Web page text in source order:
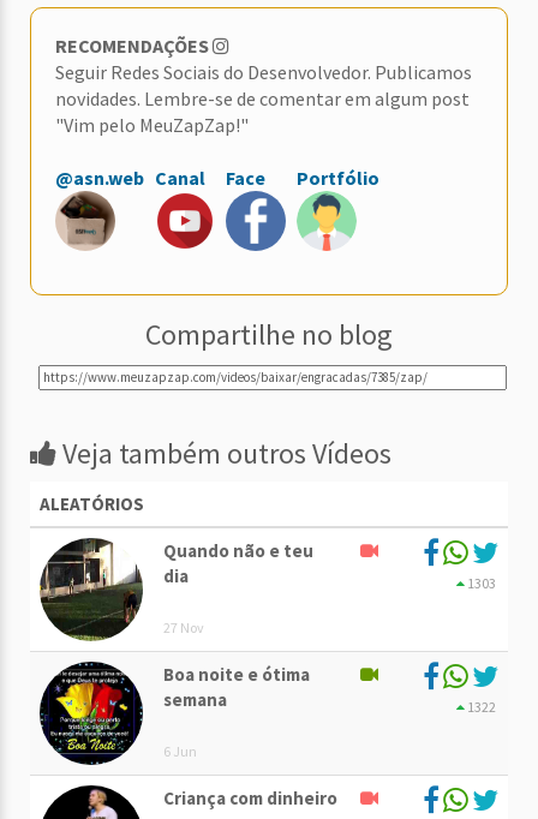
RECOMENDAÇÕES
Seguir Redes Sociais do Desenvolvedor. Publicamos
novidades. Lembre-se de comentar em algum post
"Vim pelo MeuZapZap!"
@asn.web Canal Face Portfólio
Compartilhe no blog
Veja também outros Vídeos
ALEATÓRIOS
Quando não e teu
dia
27 Nov
1303
Boa noite e ótima
semana
6 Jun
1322
Criança com dinheiro